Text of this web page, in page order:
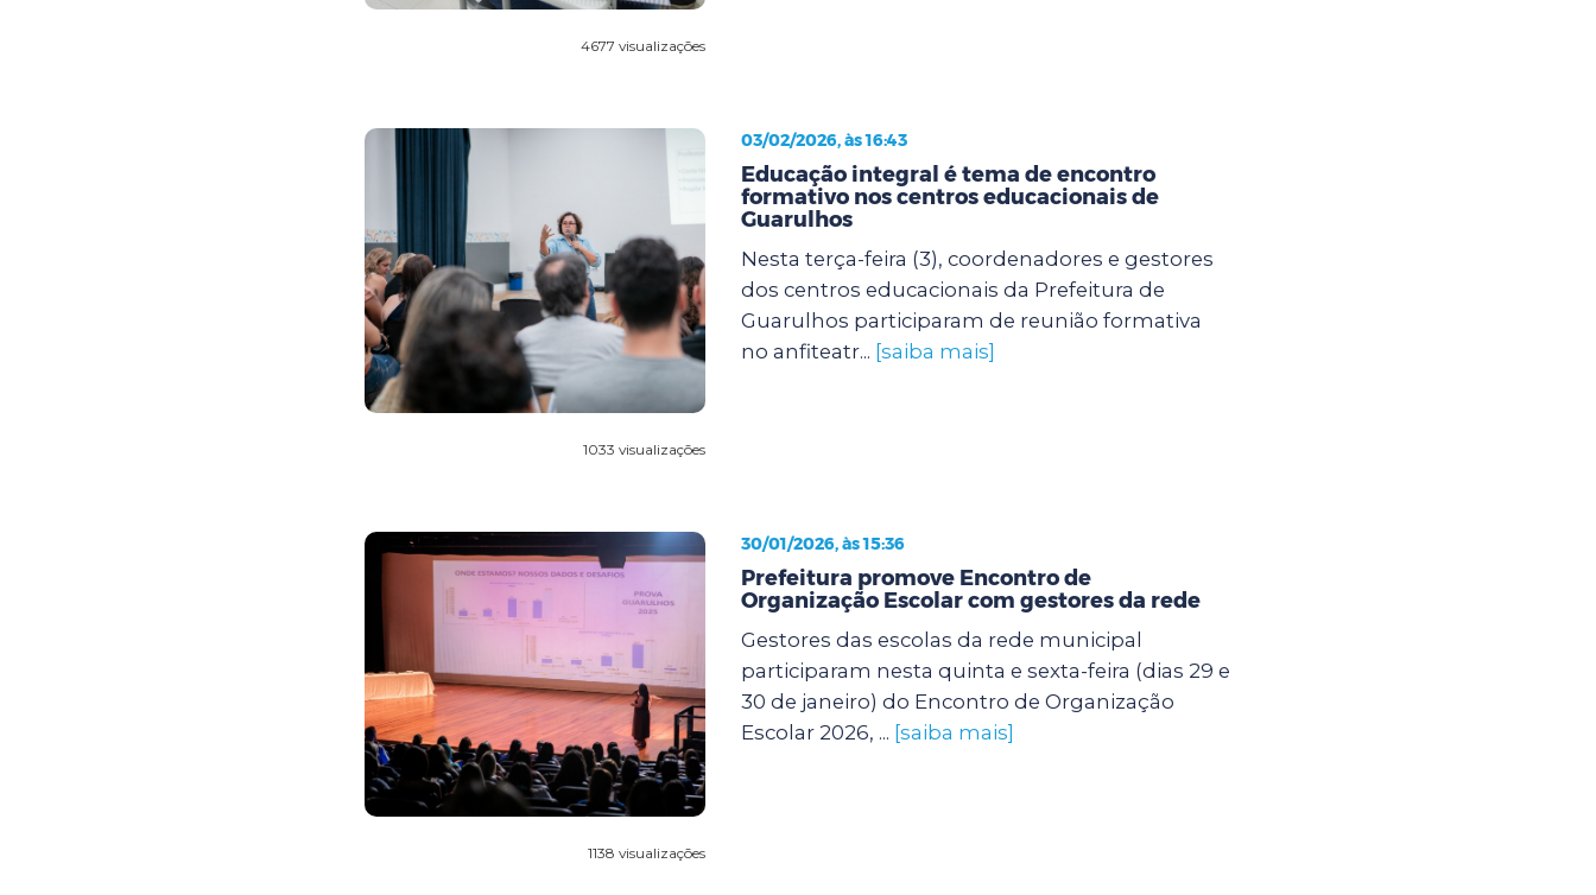
4677 visualizações
1033 visualizações
03/02/2026, às 16:43
Educação integral é tema de encontro
formativo nos centros educacionais de
Guarulhos
Nesta terça-feira (3), coordenadores e gestores
dos centros educacionais da Prefeitura de
Guarulhos participaram de reunião formativa
no anfiteatr... [saiba mais]
1138 visualizações
30/01/2026, às 15:36
Prefeitura promove Encontro de
Organização Escolar com gestores da rede
Gestores das escolas da rede municipal
participaram nesta quinta e sexta-feira (dias 29 e
30 de janeiro) do Encontro de Organização
Escolar 2026, ... [saiba mais]